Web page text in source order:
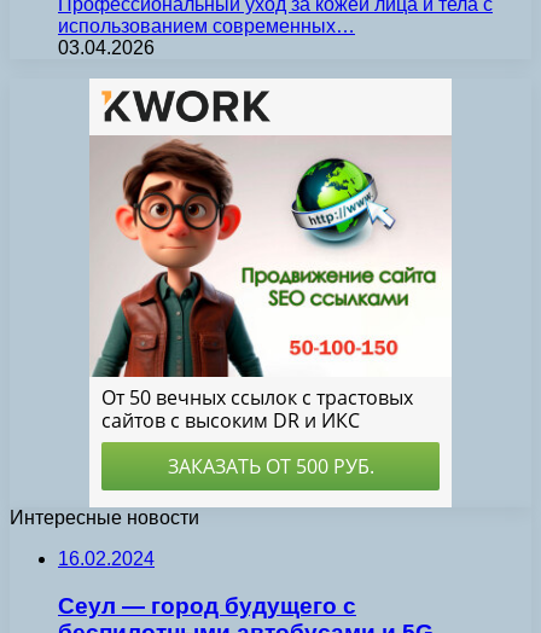
Профессиональный уход за кожей лица и тела с
использованием современных…
03.04.2026
Интересные новости
16.02.2024
Сеул — город будущего с